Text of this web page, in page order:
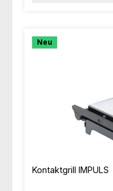
Neu
Kontaktgrill IMPULS